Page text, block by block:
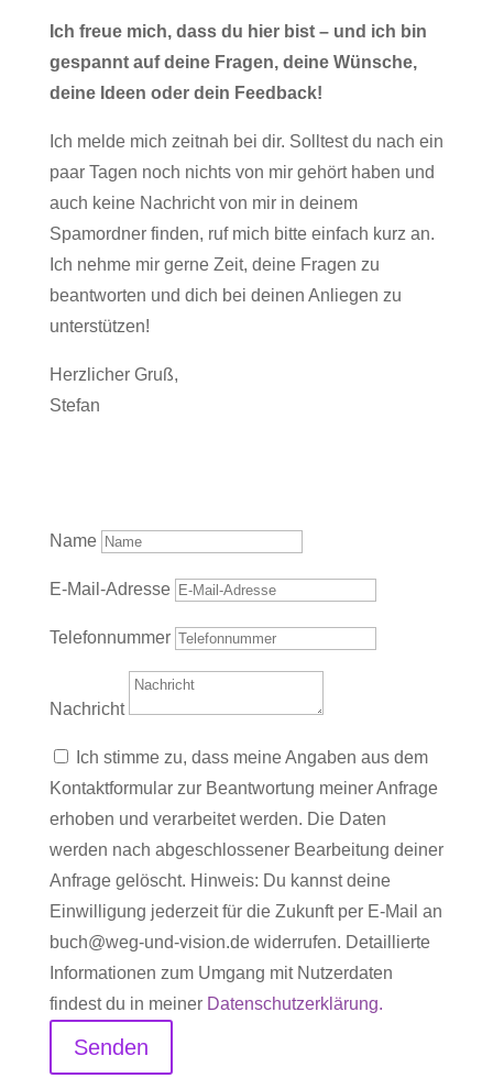
Ich freue mich, dass du hier bist – und ich bin
gespannt auf deine Fragen, deine Wünsche,
deine Ideen oder dein Feedback!
Ich melde mich zeitnah bei dir. Solltest du nach ein
paar Tagen noch nichts von mir gehört haben und
auch keine Nachricht von mir in deinem
Spamordner finden, ruf mich bitte einfach kurz an.
Ich nehme mir gerne Zeit, deine Fragen zu
beantworten und dich bei deinen Anliegen zu
unterstützen!
Herzlicher Gruß,
Stefan
Name
E-Mail-Adresse
Telefonnummer
Nachricht
Ich stimme zu, dass meine Angaben aus dem
Kontaktformular zur Beantwortung meiner Anfrage
erhoben und verarbeitet werden. Die Daten
werden nach abgeschlossener Bearbeitung deiner
Anfrage gelöscht. Hinweis: Du kannst deine
Einwilligung jederzeit für die Zukunft per E-Mail an
buch@weg-und-vision.de widerrufen. Detaillierte
Informationen zum Umgang mit Nutzerdaten
findest du in meiner Datenschutzerklärung.
Senden